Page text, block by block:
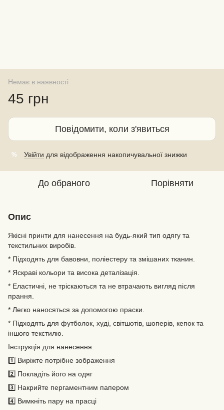
Немає в наявності
45 грн
Повідомити, коли з'явиться
% Увійти для відображення накопичувальної знижки
До обраного Порівняти
Опис
Якісні принти для нанесення на будь-який тип одягу та
текстильних виробів.
* Підходять для бавовни, поліестеру та змішаних тканин.
* Яскраві кольори та висока деталізація.
* Еластичні, не тріскаються та не втрачають вигляд після
прання.
* Легко наносяться за допомогою праски.
* Підходять для футболок, худі, світшотів, шоперів, кепок та
іншого текстилю.
Інструкція для нанесення:
1️⃣ Виріжте потрібне зображення
2️⃣ Покладіть його на одяг
3️⃣ Накрийте пергаментним папером
4️⃣ Вимкніть пару на прасці